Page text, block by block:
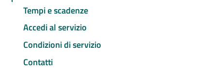
Tempi e scadenze
Accedi al servizio
Condizioni di servizio
Contatti